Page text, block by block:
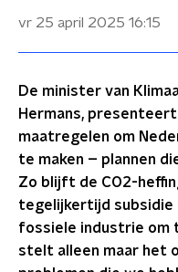
vr 25 april 2025 16:15
De minister van
Hermans,
maatregelen om
te maken – plannen
Zo blijft de CO2-
tegelijkertijd subsidie
fossiele industrie om
stelt alleen maar het